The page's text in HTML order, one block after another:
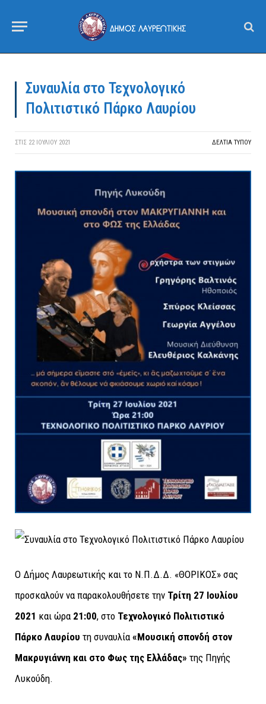
Συναυλία στο Τεχνολογικό
Πολιτιστικό Πάρκο Λαυρίου
ΣΤΙΣ 22 ΙΟΥΛΊΟΥ 2021 ΔΕΛΤΙΑ ΤΥΠΟΥ
Ο Δήμος Λαυρεωτικής και το Ν.Π.Δ.Δ. «ΘΟΡΙΚΟΣ» σας
προσκαλούν να παρακολουθήσετε την Τρίτη 27 Ιουλίου
2021 και ώρα 21:00, στο Τεχνολογικό Πολιτιστικό
Πάρκο Λαυρίου τη συναυλία «Μουσική σπονδή στον
Μακρυγιάννη και στο Φως της Ελλάδας» της Πηγής
Λυκούδη.